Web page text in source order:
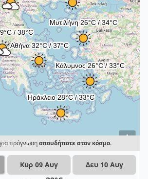
i
πρόγνωσηοπουδήποτε στον κόσμο.
Κυρ 09 Αυγ Δευ 10 Αυγ